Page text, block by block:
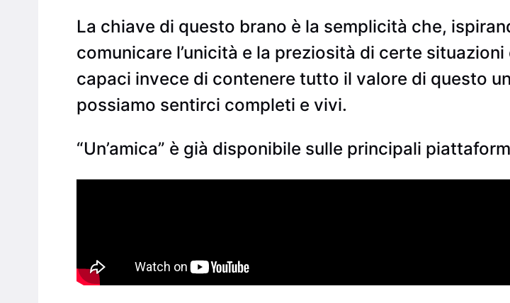
La chiave di questo brano è la semplicità che,
comunicare l’unicità e la preziosità di certe
capaci invece di contenere tutto il valore di questo
possiamo sentirci completi e vivi.
“Un’amica” è già disponibile sulle principali